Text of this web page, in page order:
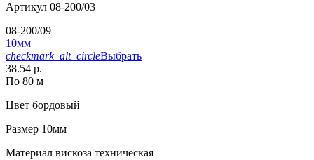
Артикул 08-200/03
08-200/09
10мм
checkmark_alt_circleВыбрать
38.54 р.
По 80 м
Цвет бордовый
Размер 10мм
Материал вискоза техническая